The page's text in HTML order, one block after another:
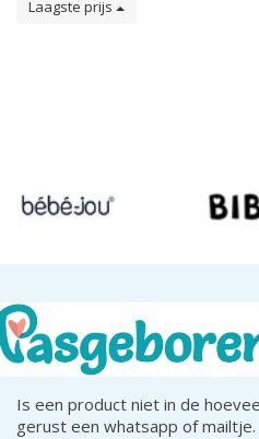
Laagste prijs
Is een product niet in de
gerust een whatsapp of mailtje.